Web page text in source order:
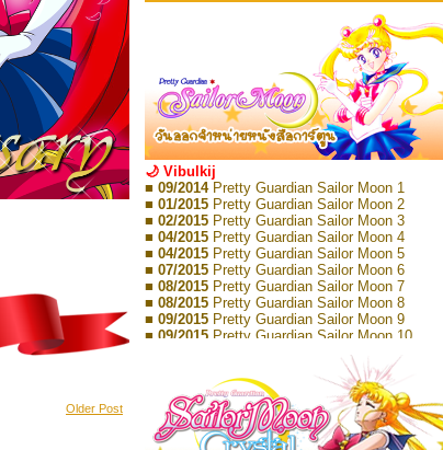
Older Post
🌙 Vibulkij
■ 09/2014 Pretty Guardian Sailor Moon 1
■ 01/2015 Pretty Guardian Sailor Moon 2
■ 02/2015 Pretty Guardian Sailor Moon 3
■ 04/2015 Pretty Guardian Sailor Moon 4
■ 04/2015 Pretty Guardian Sailor Moon 5
■ 07/2015 Pretty Guardian Sailor Moon 6
■ 08/2015 Pretty Guardian Sailor Moon 7
■ 08/2015 Pretty Guardian Sailor Moon 8
■ 09/2015 Pretty Guardian Sailor Moon 9
■ 09/2015 Pretty Guardian Sailor Moon 10
Pretty Guardian Sailor Moon 11
Pretty Guardian Sailor Moon 12
Pretty Guardian Sailor Moon Short
Stories 1
■ 09/2018Pretty Guardian Sailor Moon Short
Stories 2